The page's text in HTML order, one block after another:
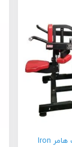
دستگاه پشت بازو دیپ هامر Iron